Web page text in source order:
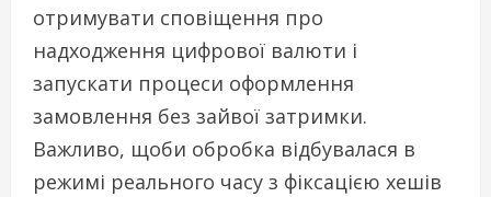
отримувати сповіщення про
надходження цифрової валюти і
запускати процеси оформлення
замовлення без зайвої затримки.
Важливо, щоби обробка відбувалася в
режимі реального часу з фіксацією хешів